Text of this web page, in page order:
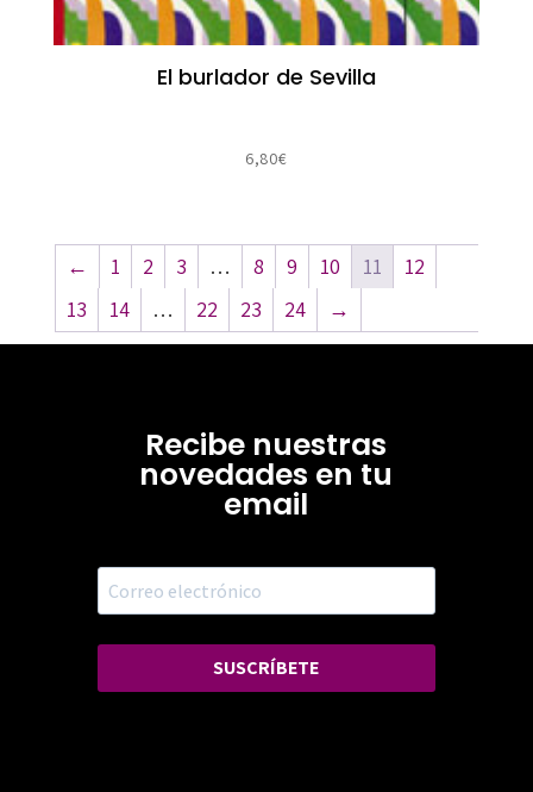
El burlador de Sevilla
6,80€
← 1 2 3 … 8 9 10 11
12
13
14 … 22 23 24 →
Recibe nuestras
novedades en tu
email
SUSCRÍBETE